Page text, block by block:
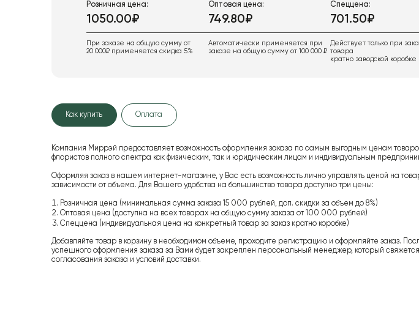
Розничная цена:
1050.00₽
При заказе на общую сумму от
20 000₽ применяется скидка 5%
Оптовая цена:
749.80₽
Автоматически применяется при
заказе на общую сумму от 100 000 ₽
Спеццена:
701.50₽
Действует только при
товара
кратно заводской коробке
Как купить Оплата
Компания Миррэй предоставляет возможность оформления заказа по самым выгодным ценам
флористов полного спектра как физическим, так и юридическим лицам и индивидуальным
Оформляя заказ в нашем интернет-магазине, у Вас есть возможность лично управлять ценой на
зависимости от объема. Для Вашего удобства на большинство товара доступно три цены:
Розничная цена (минимальная сумма заказа 15 000 рублей, доп. скидки за объем до 8%)
Оптовая цена (доступна на всех товарах на общую сумму заказа от 100 000 рублей)
Спеццена (индивидуальная цена на конкретный товар за заказ кратно коробке)
Добавляйте товар в корзину в необходимом объеме, проходите регистрацию и оформляйте заказ.
успешного оформления заказа за Вами будет закреплен персональный менеджер, который
согласования заказа и условий доставки.